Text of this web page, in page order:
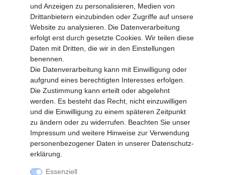
MEIN KONTO
Altgeräte Verordnung
Login
Registrieren
Vertrag widerrufen
SERVICE
Info Material als PDF
Versand
Rückrufe
Galerie
und Anzeigen zu personalisieren, Medien von
Drittanbietern einzubinden oder Zugriffe auf unsere
Website zu analysieren. Die Datenverarbeitung
erfolgt erst durch gesetzte Cookies. Wir teilen diese
Daten mit Dritten, die wir in den Einstellungen
benennen.
Die Datenverarbeitung kann mit Einwilligung oder
aufgrund eines berechtigten Interesses erfolgen.
Die Zustimmung kann erteilt oder abgelehnt
werden. Es besteht das Recht, nicht einzuwilligen
und die Einwilligung zu einem späteren Zeitpunkt
zu ändern oder zu widerrufen. Beachten Sie unser
Impressum und weitere Hinweise zur Verwendung
personenbezogener Daten in unserer Daten­schutz­
erklärung
Essenziell